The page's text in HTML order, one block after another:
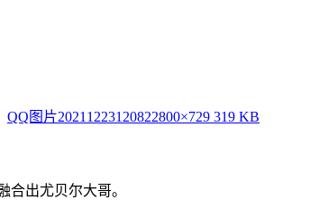
QQ图片20211223120822800×729 319 KB
合出尤贝尔大哥。